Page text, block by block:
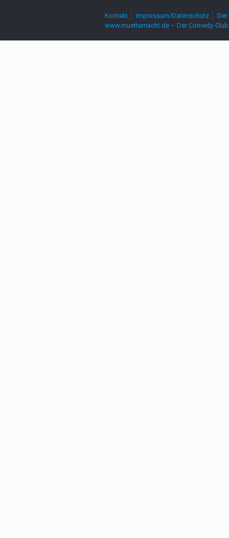
Kontakt Impressum/Datenschutz
www.muetternacht.de – Der Comedy-Club